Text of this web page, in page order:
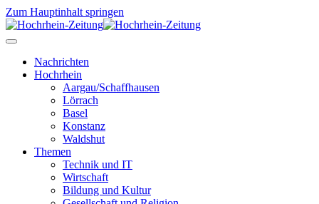
Zum Hauptinhalt springen
Nachrichten
Hochrhein
Aargau/Schaffhausen
Lörrach
Basel
Konstanz
Waldshut
Themen
Technik und IT
Wirtschaft
Bildung und Kultur